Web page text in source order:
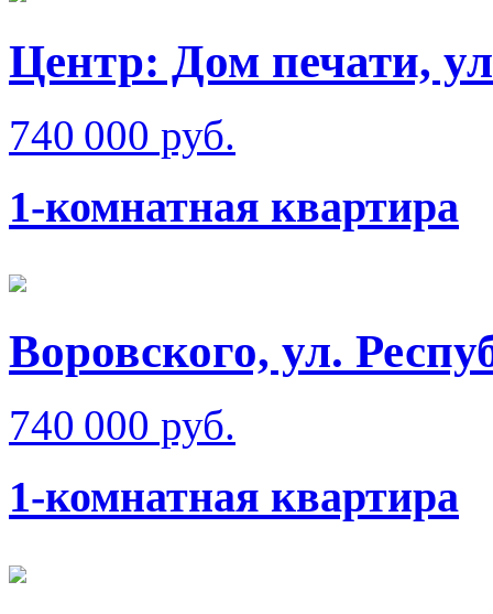
Центр: Дом печати,
740 000 руб.
1-комнатная квартира
Воровского, ул.
740 000 руб.
1-комнатная квартира